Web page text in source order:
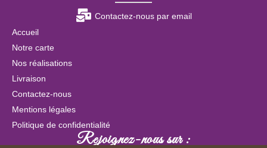
Contactez-nous par email
Accueil
Notre carte
Nos réalisations
Livraison
Contactez-nous
Mentions légales
Politique de confidentialité
Rejoignez-nous sur :